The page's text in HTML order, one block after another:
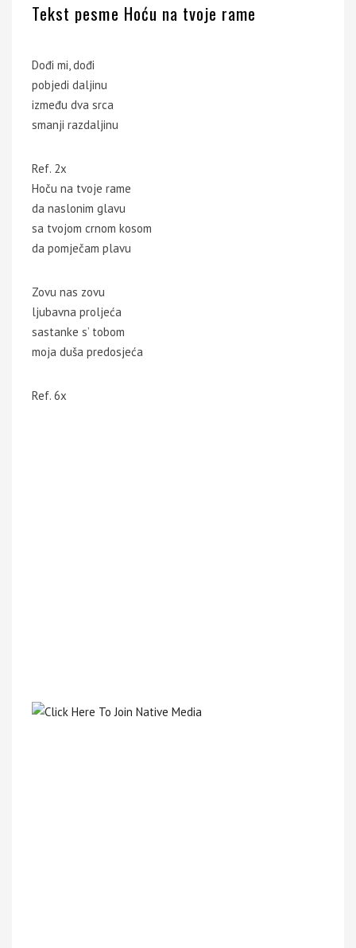
Tekst pesme Hoću na tvoje rame
Dođi mi, dođi
pobjedi daljinu
između dva srca
smanji razdaljinu
Ref. 2x
Hoču na tvoje rame
da naslonim glavu
sa tvojom crnom kosom
da pomječam plavu
Zovu nas zovu
ljubavna proljeća
sastanke s’ tobom
moja duša predosjeća
Ref. 6x